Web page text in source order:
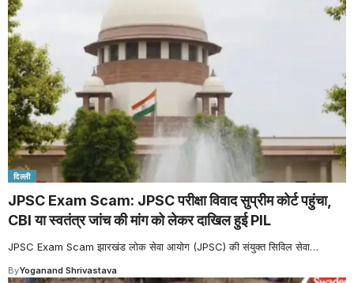
दिल्ली
JPSC Exam Scam: JPSC परीक्षा विवाद सुप्रीम कोर्ट पहुंचा,
CBI या स्वतंत्र जांच की मांग को लेकर दाखिल हुई PIL
JPSC Exam Scam झारखंड लोक सेवा आयोग (JPSC) की संयुक्त सिविल सेवा…
ByYoganand Shrivastava